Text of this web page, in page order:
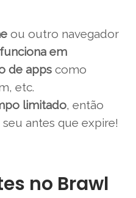
ou outro navegador
em
de apps como
etc.
limitado, então
antes que expire!
no Brawl